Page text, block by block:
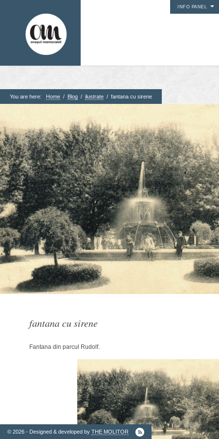
INFO PANEL
1. Pagini
Contact
Contribuie si tu
Despre proiect
Din arhiva orasului
Editii anterioare
Panorame
2. Finantatori
Ordinul
© 2026 - Designed & developed by THE MOLITOR
You are here: Home / Blog / ilustrate / fantana cu sirene
fantana cu sirene
Fantana din parcul Rudolf.